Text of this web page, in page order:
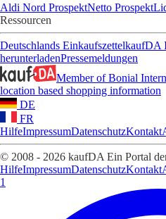
Aldi Nord ProspektNetto Prospekt
Ressourcen
Deutschlands EinkaufszettelkaufDA
herunterladenPressemeldungen
Member of Bonial
location based shopping information
DE
FR
HilfeImpressumDatenschutzKontakt
© 2008 - 2026 kaufDA Ein Portal
HilfeImpressumDatenschutzKontakt
1